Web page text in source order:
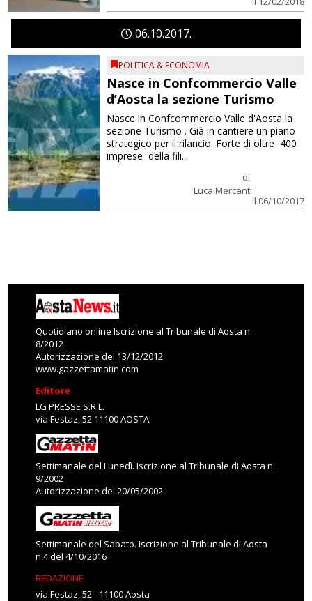
06 10 2017
POLITICA & ECONOMIA
Nasce in Confcommercio Valle
d’Aosta la sezione Turismo
di
Luca Mercanti
il 06/10/2017
Nasce in Confcommercio Valle d'Aosta la
sezione Turismo . Già in cantiere un piano
strategico per il rilancio. Forte di oltre 400
imprese della fili...
Quotidiano online Iscrizione al Tribunale di Aosta n.
8/2012
Autorizzazione del 13/12/2012
www.gazzettamatin.com
Editore
LG PRESSE S.R.L.
via Festaz, 52 11100 AOSTA
Settimanale del Lunedì. Iscrizione al Tribunale di Aosta n.
9/2002
Autorizzazione del 20/05/2002
Settimanale del Sabato. Iscrizione al Tribunale di Aosta
n.4 del 4/10/2016
REDAZIONE
via Festaz, 52 - 11100 Aosta